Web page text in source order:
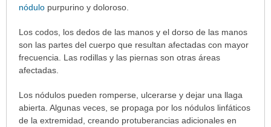
sidonódulopurpurino y doloroso.
Los codos, los dedos de las manos y el dorso de las manos
son las partes del cuerpo que resultan afectadas con mayor
frecuencia. Las rodillas y las piernas son otras áreas
afectadas.
Los nódulos pueden romperse, ulcerarse y dejar una llaga
abierta. Algunas veces, se propaga por los nódulos linfáticos
de la extremidad, creando protuberancias adicionales en